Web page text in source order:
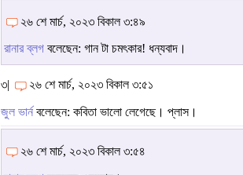
২৬ শে মার্চ, ২০২৩ বিকাল ৩:৪৯
রানার ব্লগ বলেছেন: গান টা চমৎকার! ধন্যবাদ।
৩| ২৬ শে মার্চ, ২০২৩ বিকাল ৩:৫১
জুল ভার্ন বলেছেন: কবিতা ভালো লেগেছে। প্লাস।
২৬ শে মার্চ, ২০২৩ বিকাল ৩:৫৪